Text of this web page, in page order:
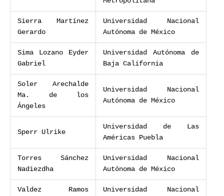
Sierra Martínez
Gerardo
Universidad Nacional
Autónoma de México
Sima Lozano Eyder
Gabriel
Universidad Autónoma de
Baja California
Soler Arechalde
Ma. de los
Ángeles
Universidad Nacional
Autónoma de México
Sperr Ulrike
Universidad de Las
Américas Puebla
Torres Sánchez
Nadiezdha
Universidad Nacional
Autónoma de México
Valdez Ramos
Universidad Nacional